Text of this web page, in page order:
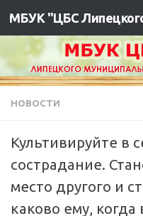
НОВОСТИ
Культивируйте в
сострадание.
место другого и
каково ему,